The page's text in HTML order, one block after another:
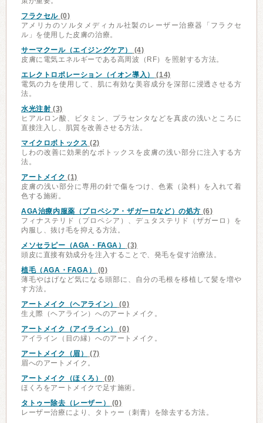
フラクセル (0)
アメリカのソルタメディカル社製のレーザー治療器「フラクセ
ル」を使用した皮膚の治療。
サーマクール（エイジングケア）
(4)
皮膚に電気エネルギーである高周波（RF）を照射する方法。
エレクトロポレーション（イオン導入）
(14)
電気の力を使用して、肌に有効な美容成分を深部に浸透させる方
法。
水光注射 (3)
ヒアルロン酸、ビタミン、プラセンタなどを真皮の浅いところに
直接注入し、肌質を改善させる方法。
マイクロボトックス (2)
しわの改善に効果的なボトックスを皮膚の浅い部分に注入する方
法。
アートメイク (1)
皮膚の浅い部分に専用の針で傷をつけ、色素（染料）を入れて着
色する施術。
AGA治療内服薬（プロペシア・ザガーロなど）の処方 (6)
フィナステリド（プロペシア）、デュタステリド（ザガーロ）を
内服し、抜け毛を抑える方法。
メソセラピー（AGA・FAGA）
(3)
頭皮に直接有効成分を注入することで、発毛を促す治療法。
植毛（AGA・FAGA）
(0)
薄毛やはげなど気になる頭部に、自分の毛根を移植して髪を増や
す方法。
アートメイク（ヘアライン）
(0)
生え際（ヘアライン）へのアートメイク。
アートメイク（アイライン）
(0)
アイライン（目の縁）へのアートメイク。
アートメイク（眉）
(7)
眉へのアートメイク。
アートメイク（ほくろ）
(0)
ほくろをアートメイクで足す施術。
タトゥー除去（レーザー）
(0)
レーザー治療により、タトゥー（刺青）を除去する方法。